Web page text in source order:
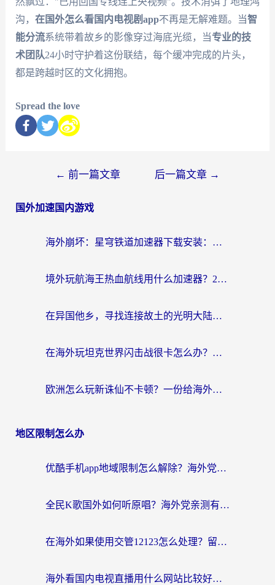
沟， 在国外怎么看国内电视剧app不再是无解难题。当智
能分流系统带着故乡的影像穿过海底光缆，当专业的技
术团队24小时守护着这份联结，每个缓冲完成的片头，
都是跨越时区的文化拥抱。
Spread the love
← 前一篇文章 后一篇文章 →
国外加速国内游戏
海外崩坏：星穹铁道加速器下载安装：一份给游子的终极网络指南
境外玩航海王热血航线用什么加速器？2026海外玩家实测最优方案（附欧洲问道堡垒前线加速技巧）
在异国他乡，寻找连接故土的光明大陆免费加速器
在海外玩坦克世界闪击战很卡怎么办？老玩家亲测有效的加速器选择指南
欧洲怎么玩新诛仙不卡顿？一份给海外游子的国服游戏畅玩指南
地区限制怎么办
优酷手机app地域限制怎么解除？海外党亲测有效的追剧方案
全民K歌国外如何听原唱？海外党亲测有效的回国加速器选择指南
在海外如果使用交管12123怎么处理？留学生亲测有效的回国加速方案
海外看国内电视直播用什么网站比较好？一篇解决你所有追剧难题的实用指南